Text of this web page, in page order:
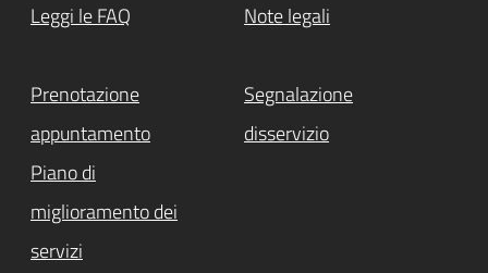
Leggi le FAQ Note legali
Prenotazione
appuntamento
Segnalazione
disservizio
Piano di
miglioramento dei
servizi